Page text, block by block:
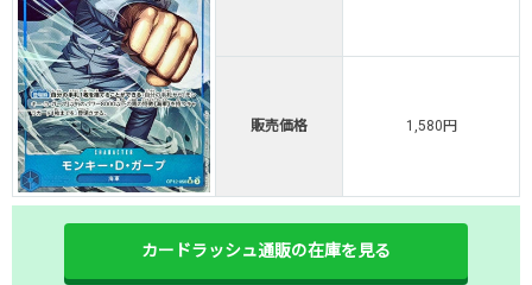
販売価格 1,580円
カードラッシュ通販の在庫を見る